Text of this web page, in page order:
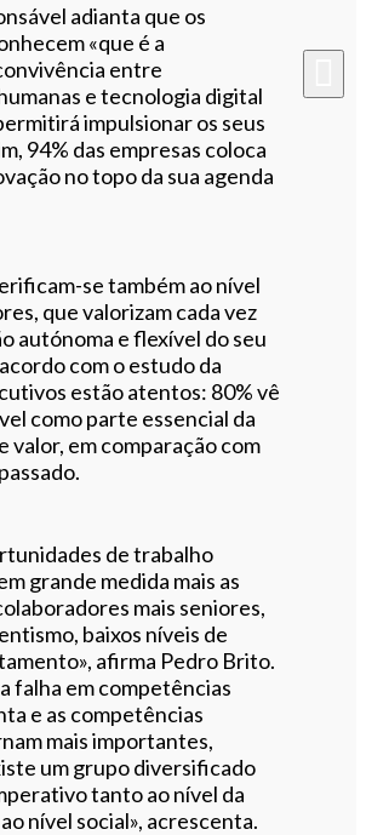
adianta que os
«que é a
entre
e tecnologia digital
impulsionar os seus
94% das empresas coloca
no topo da sua agenda
se também ao nível
que valorizam cada vez
autónoma e flexível do seu
com o estudo da
estão atentos: 80% vê
como parte essencial da
valor, em comparação com
de trabalho
grande medida mais as
mais seniores,
baixos níveis de
afirma Pedro Brito.
falha em competências
e as competências
mais importantes,
um grupo diversificado
tanto ao nível da
nível social», acrescenta.